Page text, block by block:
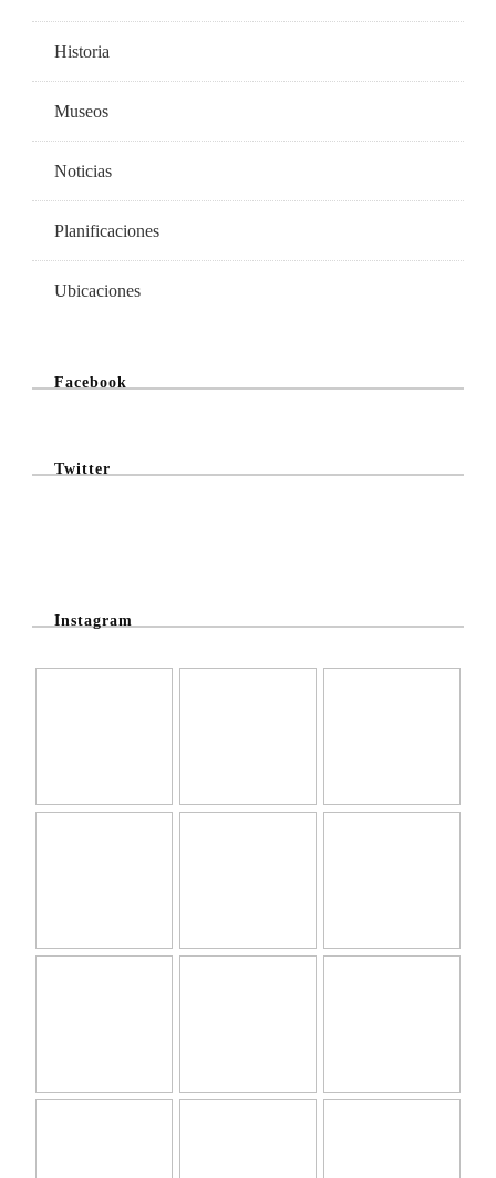
Historia
Museos
Noticias
Planificaciones
Ubicaciones
Facebook
Twitter
Instagram